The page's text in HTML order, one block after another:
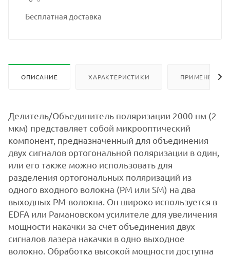
Бесплатная доставка
ОПИСАНИЕ ХАРАКТЕРИСТИКИ ПРИМЕНЕНИЕ
Делитель/Объединитель поляризации 2000 нм (2
мкм) представляет собой микрооптический
компонент, предназначенный для объединения
двух сигналов ортогональной поляризации в один,
или его также можно использовать для
разделения ортогональных поляризаций из
одного входного волокна (PM или SM) на два
выходных PM-волокна. Он широко используется в
EDFA или Рамановском усилителе для увеличения
мощности накачки за счет объединения двух
сигналов лазера накачки в одно выходное
волокно. Обработка высокой мощности доступна